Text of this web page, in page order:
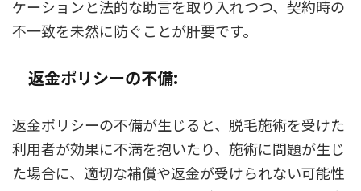
ケーションと法的な助言を取り入れつつ、契約時の
不一致を未然に防ぐことが肝要です。
返金ポリシーの不備:
返金ポリシーの不備が生じると、脱毛施術を受けた
利用者が効果に不満を抱いたり、施術に問題が生じ
た場合に、適切な補償や返金が受けられない可能性